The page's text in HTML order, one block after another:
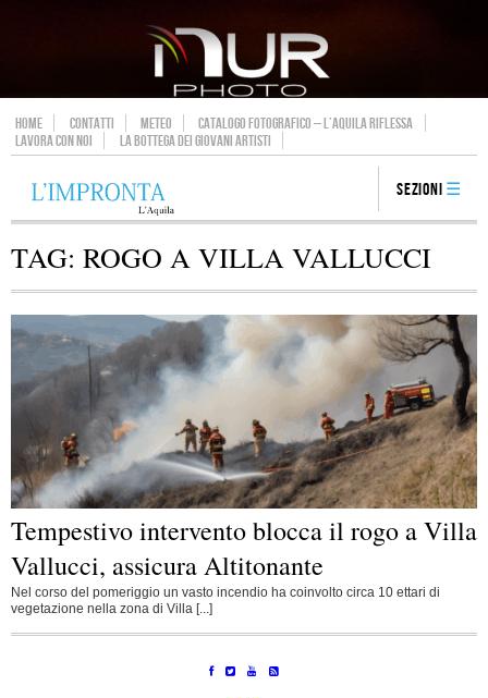
HOME CONTATTI METEO
CATALOGO FOTOGRAFICO – L’AQUILA RIFLESSA
LAVORA CON NOI
LA BOTTEGA DEI GIOVANI ARTISTI
Sezioni
TAG: ROGO A VILLA VALLUCCI
Tempestivo intervento blocca il rogo a Villa
Vallucci, assicura Altitonante
Nel corso del pomeriggio un vasto incendio ha coinvolto circa 10 ettari di
vegetazione nella zona di Villa [...]